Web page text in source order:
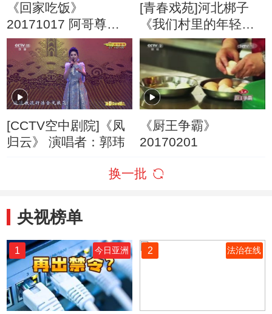
《回家吃饭》
20171017 阿哥尊辈
长寿饽饽
[青春戏苑]河北梆子
《我们村里的年轻
人》片断 表演：张翠
[CCTV空中剧院]《凤
归云》 演唱者：郭玮
《厨王争霸》
20170201
换一批
央视榜单
1 今日亚洲 2 法治在线